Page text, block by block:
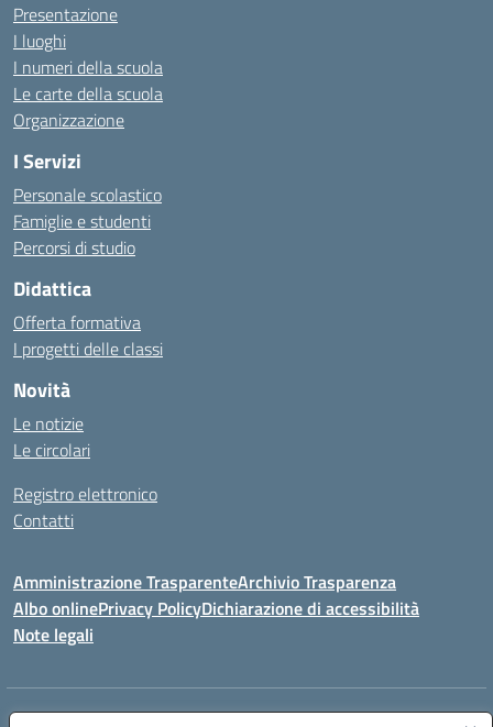
Presentazione
I luoghi
I numeri della scuola
Le carte della scuola
Organizzazione
I Servizi
Personale scolastico
Famiglie e studenti
Percorsi di studio
Didattica
Offerta formativa
I progetti delle classi
Novità
Le notizie
Le circolari
Registro elettronico
Contatti
Amministrazione TrasparenteArchivio Trasparenza
Albo onlinePrivacy PolicyDichiarazione di accessibilità
Note legali
Indirizzo: